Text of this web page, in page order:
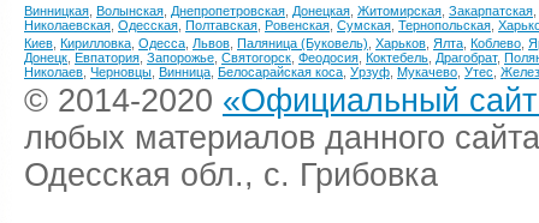
Винницкая Волынская Днепропетровская Донецкая Житомирская Закарпатская
Николаевская Одесская Полтавская Ровенская Сумская Тернопольская
Киев Кирилловка Одесса Львов Паляница (Буковель) Харьков Ялта Коблево
Донецк Евпатория Запорожье Святогорск Феодосия Коктебель Драгобрат,
Николаев Черновцы Винница Белосарайская коса Урзуф Мукачево Утес
© 2014-2020 «Официальный сайт
любых материалов данного
Одесская обл., с. Грибовка